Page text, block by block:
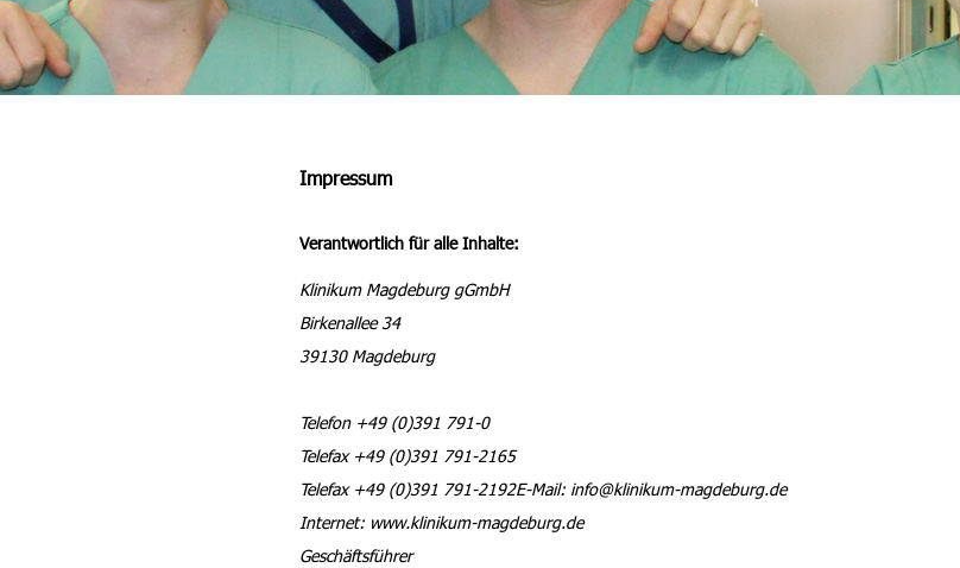
Impressum
Verantwortlich für alle Inhalte:
Klinikum Magdeburg gGmbH
Birkenallee 34
39130 Magdeburg
Telefon +49 (0)391 791-0
Telefax +49 (0)391 791-2165
Telefax +49 (0)391 791-2192E-Mail: info@klinikum-magdeburg.de
Internet: www.klinikum-magdeburg.de
Geschäftsführer